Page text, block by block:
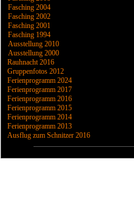
Fasching 2004
Fasching 2002
Fasching 2001
Fasching 1994
Ausstellung 2010
Ausstellung 2000
Rauhnacht 2016
Gruppenfotos 2012
Ferienprogramm 2024
Ferienprogramm 2017
Ferienprogramm 2016
Ferienprogramm 2015
Ferienprogramm 2014
Ferienprogramm 2013
Ausflug zum Schnitzer 2016